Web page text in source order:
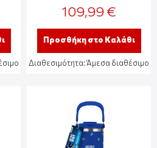
109,99 €
Προσθήκη στο Καλάθι
Διαθεσιμότητα:Άμεσα διαθέσιμο